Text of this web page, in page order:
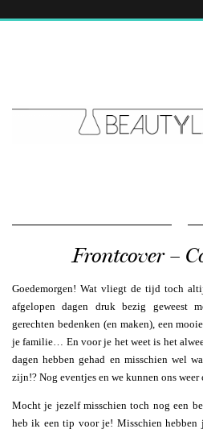
Frontcover –
Goedemorgen! Wat vliegt de tijd toch
afgelopen dagen druk bezig geweest
gerechten bedenken (en maken), een
je familie… En voor je het weet is het
dagen hebben gehad en misschien wel
zijn!? Nog eventjes en we kunnen ons
Mocht je jezelf misschien toch nog een
heb ik een tip voor je! Misschien hebben